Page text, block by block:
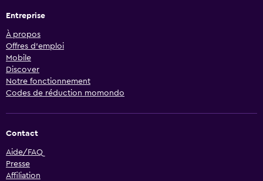
Entreprise
À propos
Offres d’emploi
Mobile
Discover
Notre fonctionnement
Codes de réduction momondo
Contact
Aide/FAQ
Presse
Affiliation